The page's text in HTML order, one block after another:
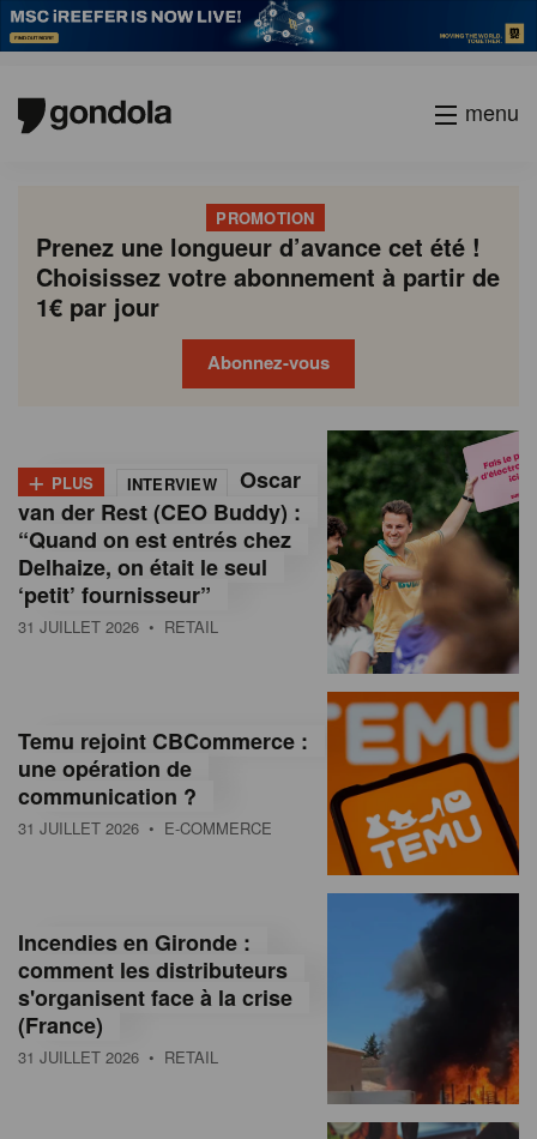
menu
PROMOTION
Prenez une longueur d’avance cet été !
Choisissez votre abonnement à partir de
1€ par jour
Abonnez-vous
o
n
d
o
M
a
g
n
e
+ PLUS INTERVIEW
Oscar
van der Rest (CEO Buddy) :
“Quand on est entrés chez
Delhaize, on était le seul
‘petit’ fournisseur”
31 JUILLET 2026 • RETAIL
Temu rejoint CBCommerce :
une opération de
communication ?
31 JUILLET 2026 • E-COMMERCE
Incendies en Gironde :
comment les distributeurs
s'organisent face à la crise
(France)
31 JUILLET 2026 • RETAIL